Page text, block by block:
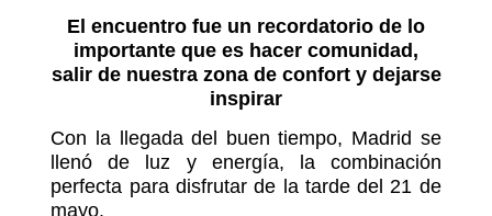
El encuentro fue un recordatorio de lo
importante que es hacer comunidad,
salir de nuestra zona de confort y dejarse
inspirar
Con la llegada del buen tiempo, Madrid se
llenó de luz y energía, la combinación
perfecta para disfrutar de la tarde del 21 de
mayo.